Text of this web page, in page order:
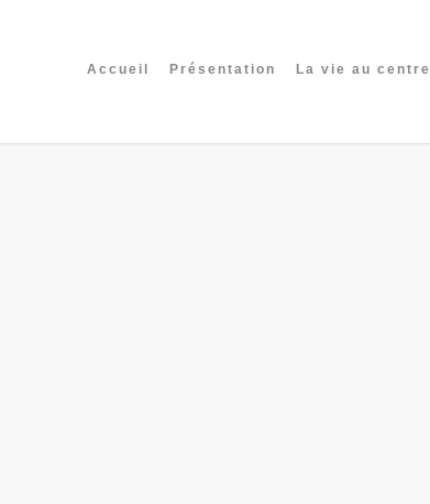
Accueil Présentation La vie au centre